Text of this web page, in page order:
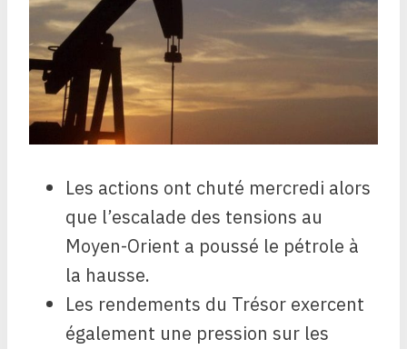
Les actions ont chuté mercredi alors
que l’escalade des tensions au
Moyen-Orient a poussé le pétrole à
la hausse.
Les rendements du Trésor exercent
également une pression sur les